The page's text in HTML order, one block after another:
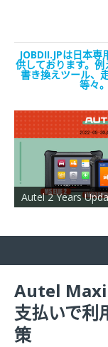
JOBDII.JPは日本
供しております。
書き換えツール、
等々
Autel 2 Years
Autel
支払いで利
策